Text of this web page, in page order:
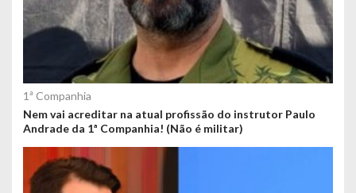
1ª Companhia
Nem vai acreditar na atual profissão do instrutor Paulo
Andrade da 1ª Companhia! (Não é militar)